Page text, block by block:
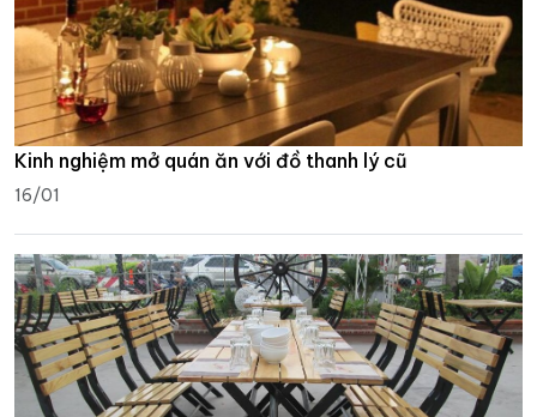
Kinh nghiệm mở quán ăn với đồ thanh lý cũ
16/01